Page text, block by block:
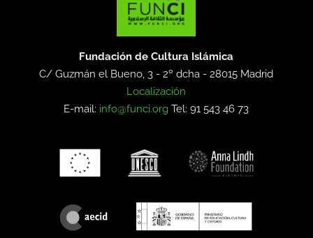
Fundación de Cultura Islámica
C/ Guzmán el Bueno, 3 - 2º dcha -28015 Madrid
Localización
E-mail: info@funci.org Tel: 91 543 46 73